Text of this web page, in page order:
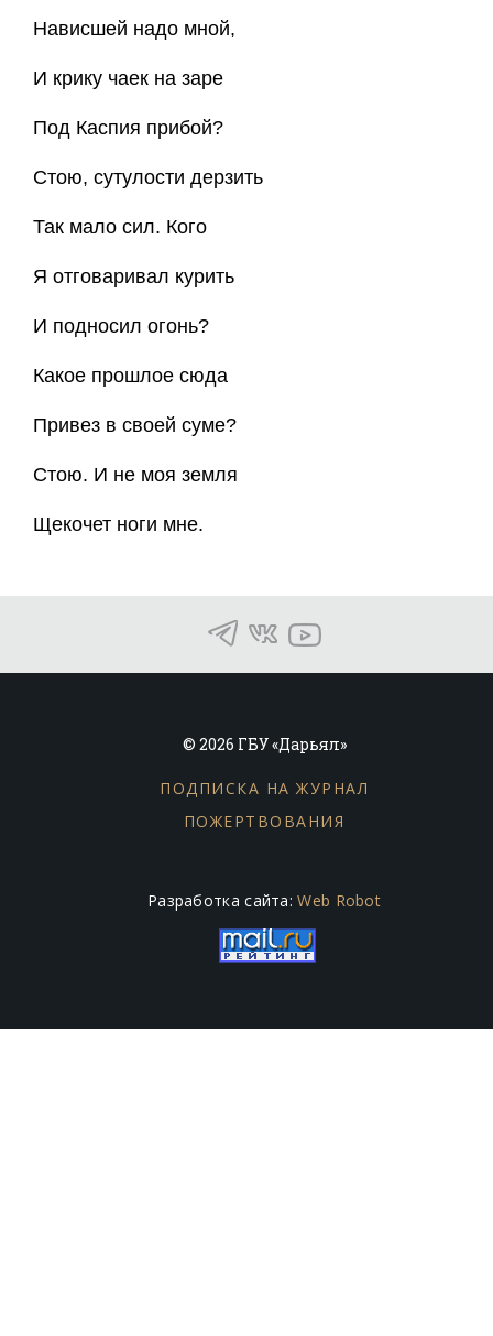
Нависшей надо мной,
И крику чаек на заре
Под Каспия прибой?
Стою, сутулости дерзить
Так мало сил. Кого
Я отговаривал курить
И подносил огонь?
Какое прошлое сюда
Привез в своей суме?
Стою. И не моя земля
Щекочет ноги мне.
© 2026 ГБУ «Дарьял»
ПОДПИСКА НА ЖУРНАЛ
ПОЖЕРТВОВАНИЯ
Разработка сайта:Web Robot